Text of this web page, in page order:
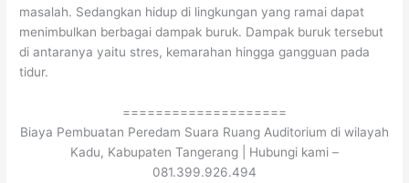
masalah. Sedangkan hidup di lingkungan yang ramai dapat
menimbulkan berbagai dampak buruk. Dampak buruk tersebut
di antaranya yaitu stres, kemarahan hingga gangguan pada
tidur.
====================
Biaya Pembuatan Peredam Suara Ruang Auditorium di wilayah
Kadu, Kabupaten Tangerang | Hubungi kami –
081.399.926.494